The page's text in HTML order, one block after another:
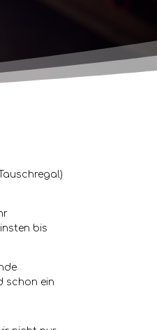
bis
schon ein